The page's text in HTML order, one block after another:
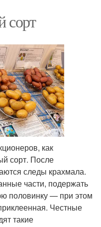
сорт
как
сорт. После
следы крахмала.
части, подержать
половинку — при этом
Честные
такие